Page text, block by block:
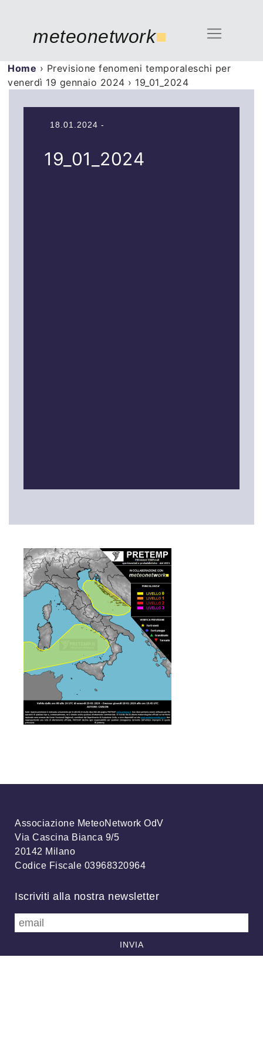
meteonetwork■
Home › Previsione fenomeni temporaleschi per
venerdì 19 gennaio 2024 › 19_01_2024
18.01.2024 -
19_01_2024
Associazione MeteoNetwork OdV
Via Cascina Bianca 9/5
20142 Milano
Codice Fiscale 03968320964
Iscriviti alla nostra newsletter